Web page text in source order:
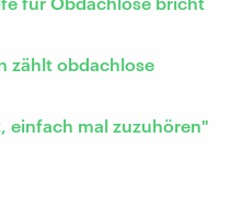
zählt obdachlose
einfach mal zuzuhören"